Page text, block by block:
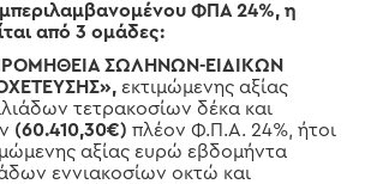
ΦΠΑ 24%,η
από 3 ομάδες:
ΣΩΛΗΝΩΝ-ΕΙΔΙΚΩΝ
εκτιμώμενης αξίας
τετρακοσίων δέκα και
(60.410,30€) πλέον Φ.Π.Α. 24%, ήτοι
αξίας ευρώ εβδομήντα
εννιακοσίων οκτώ και